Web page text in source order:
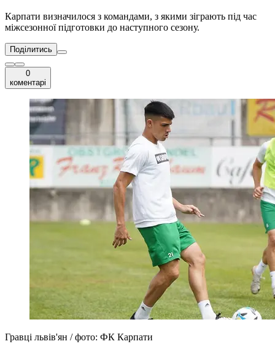
Карпати визначилося з командами, з якими зіграють під час
міжсезонної підготовки до наступного сезону.
Поділитись
0
коментарі
Гравці львів'ян / фото: ФК Карпати